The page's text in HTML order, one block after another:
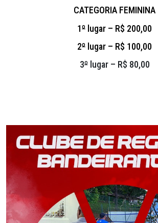
CATEGORIA FEMININA
1º lugar – R$ 200,00
2º lugar – R$ 100,00
3ºlugar – R$ 80,00